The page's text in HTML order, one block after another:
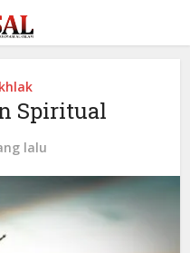
Spiritual
lalu